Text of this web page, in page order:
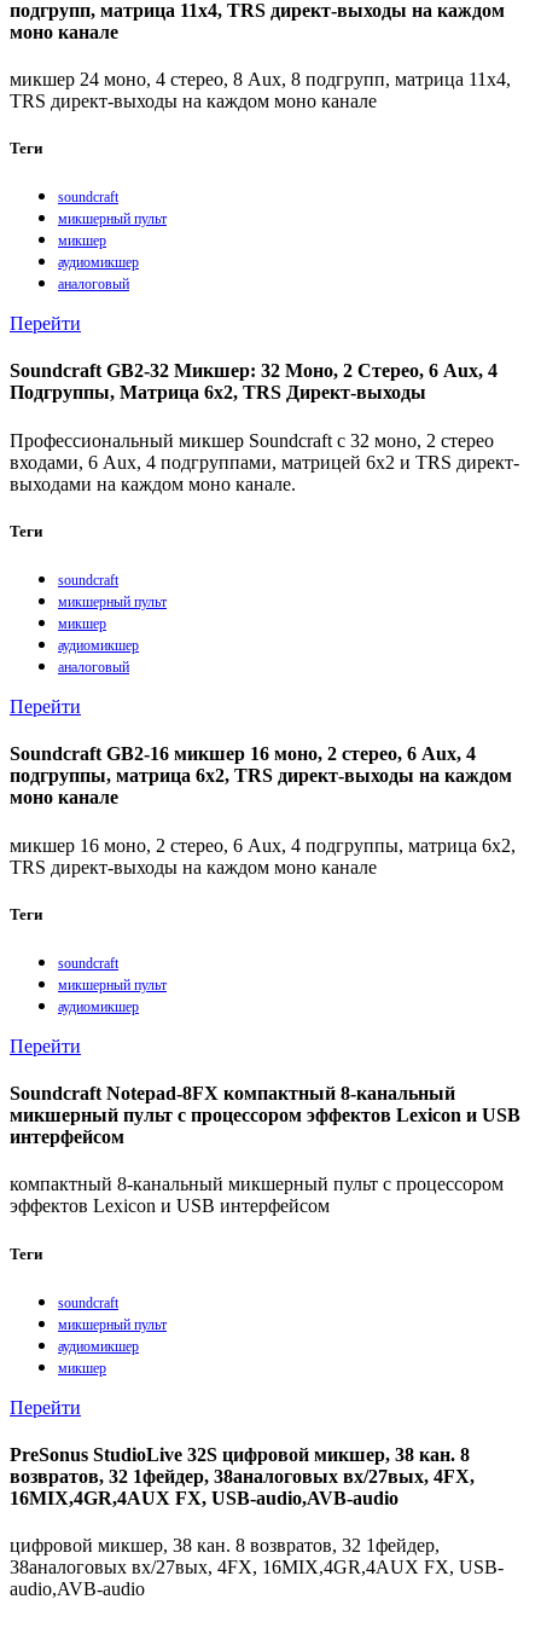
подгрупп, матрица 11x4, TRS директ-выходы на каждом
моно канале
микшер 24 моно, 4 стерео, 8 Aux, 8 подгрупп, матрица 11x4,
TRS директ-выходы на каждом моно канале
Теги
soundcraft
микшерный пульт
микшер
аудиомикшер
аналоговый
Перейти
Soundcraft GB2-32 Микшер: 32 Моно, 2 Стерео, 6 Aux, 4
Подгруппы, Матрица 6x2, TRS Директ-выходы
Профессиональный микшер Soundcraft с 32 моно, 2 стерео
входами, 6 Aux, 4 подгруппами, матрицей 6x2 и TRS директ-
выходами на каждом моно канале.
Теги
soundcraft
микшерный пульт
микшер
аудиомикшер
аналоговый
Перейти
Soundcraft GB2-16 микшер 16 моно, 2 стерео, 6 Aux, 4
подгруппы, матрица 6x2, TRS директ-выходы на каждом
моно канале
микшер 16 моно, 2 стерео, 6 Aux, 4 подгруппы, матрица 6x2,
TRS директ-выходы на каждом моно канале
Теги
soundcraft
микшерный пульт
аудиомикшер
Перейти
Soundcraft Notepad-8FX компактный 8-канальный
микшерный пульт с процессором эффектов Lexicon и USB
интерфейсом
компактный 8-канальный микшерный пульт с процессором
эффектов Lexicon и USB интерфейсом
Теги
soundcraft
микшерный пульт
аудиомикшер
микшер
Перейти
PreSonus StudioLive 32S цифровой микшер, 38 кан. 8
возвратов, 32 1фейдер, 38аналоговых вх/27вых, 4FX,
16MIX,4GR,4AUX FX, USB-audio,AVB-audio
цифровой микшер, 38 кан. 8 возвратов, 32 1фейдер,
38аналоговых вх/27вых, 4FX, 16MIX,4GR,4AUX FX, USB-
audio,AVB-audio